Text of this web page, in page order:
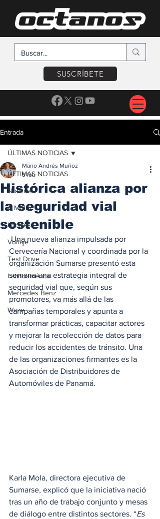
SUSCRÍBETE
Entrada
ÚLTIMAS NOTICIAS
Noticias
A Motor
Locales
Voltaje
Test Drive
Latinoamérica
Mercedes Benz
Waze
ÚLTIMAS NOTICIAS
Histórica alianza por
la seguridad vial
sostenible
Mario Andrés Muñoz
9 feb
Una nueva alianza impulsada por
Cervecería Nacional y coordinada por la
organización Sumarse presentó esta
semana una estrategia integral de
seguridad vial que, según sus
promotores, va más allá de las
campañas temporales y apunta a
transformar prácticas, capacitar actores
y mejorar la recolección de datos para
reducir los accidentes de tránsito. Una
de las organizaciones firmantes es la
Asociación de Distribuidores de
Automóviles de Panamá.
Karla Mola, directora ejecutiva de
Sumarse, explicó que la iniciativa nació
tras un año de trabajo conjunto y mesas
de diálogo entre distintos sectores. “Es